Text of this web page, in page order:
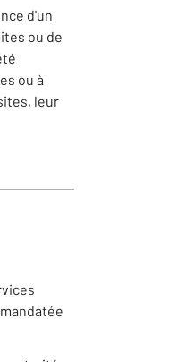
d'un
ou de
ou à
leur